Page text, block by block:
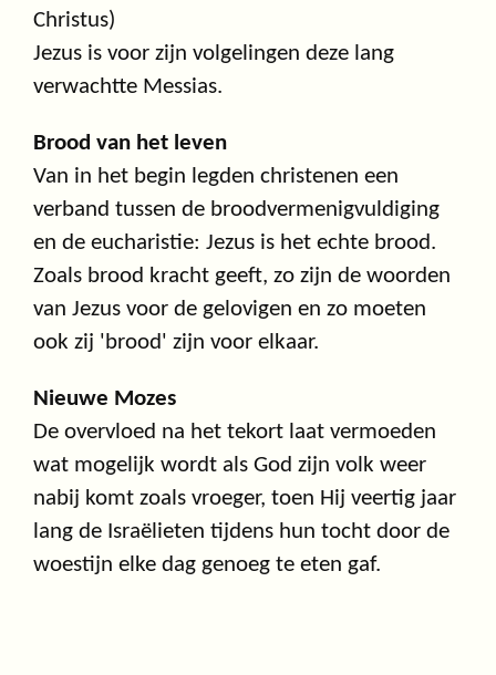
Christus)
Jezus is voor zijn volgelingen deze lang
verwachtte Messias.
Brood van het leven
Van in het begin legden christenen een
verband tussen de broodvermenigvuldiging
en de eucharistie: Jezus is het echte brood.
Zoals brood kracht geeft, zo zijn de woorden
van Jezus voor de gelovigen en zo moeten
ook zij 'brood' zijn voor elkaar.
Nieuwe Mozes
De overvloed na het tekort laat vermoeden
wat mogelijk wordt als God zijn volk weer
nabij komt zoals vroeger, toen Hij veertig jaar
lang de Israëlieten tijdens hun tocht door de
woestijn elke dag genoeg te eten gaf.